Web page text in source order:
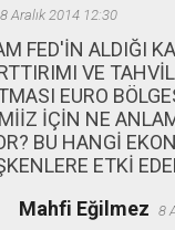
8 Aralık 2014 12:30
FED'İN ALDIĞI
VE
EURO
İÇİN NE
BU HANGİ
ETKİ
Mahfi Eğilmez 8